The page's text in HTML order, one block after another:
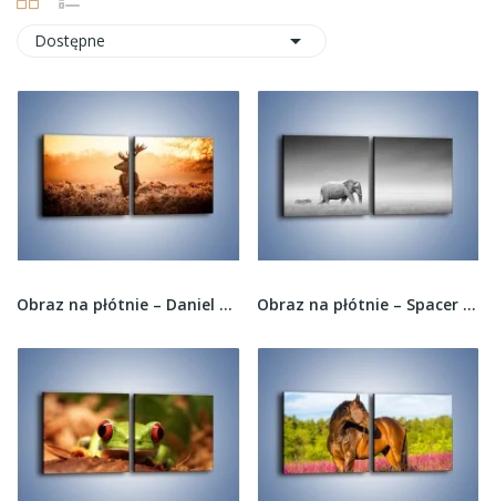
Dostępne 
Obraz na płótnie – Daniel w samotności –... Obraz na płótnie – Spacer zwierząt przez...